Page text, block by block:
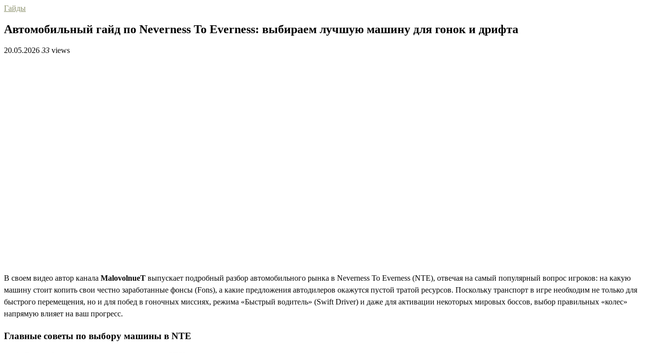
Гайды
Автомобильный гайд по Neverness To Everness: выбираем лучшую машину для гонок и дрифта
20.05.2026 33 views
В своем видео автор канала MalovolnueT выпускает подробный разбор автомобильного рынка в Neverness To Everness (NTE), отвечая на самый популярный вопрос игроков: на какую
машину стоит копить свои честно заработанные фонсы (Fons), а какие предложения автодилеров окажутся пустой тратой ресурсов. Поскольку транспорт в игре необходим не только для
быстрого перемещения, но и для побед в гоночных миссиях, режима «Быстрый водитель» (Swift Driver) и даже для активации некоторых мировых боссов, выбор правильных «колес»
напрямую влияет на ваш прогресс.
Главные советы по выбору машины в NTE